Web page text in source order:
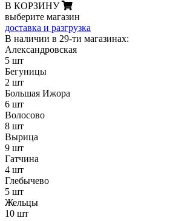
В КОРЗИНУ
выберите магазин
доставка и разгрузка
В наличии в 29-ти магазинах:
Александровская
5 шт
Бегуницы
2 шт
Большая Ижора
6 шт
Волосово
8 шт
Вырица
9 шт
Гатчина
4 шт
Глебычево
5 шт
Жельцы
10 шт